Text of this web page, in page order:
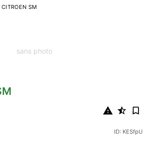
CITROEN SM
sans photo
ID: KESfpU